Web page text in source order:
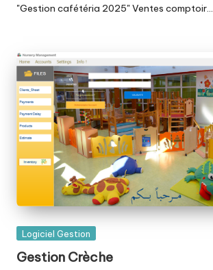
"Gestion cafétéria 2025" Ventes comptoir…
Posted
Logiciel Gestion
Gestion Crèche